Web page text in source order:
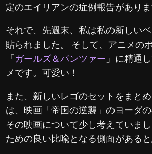
定のエイリアンの症例報告がありま
それで、先週末、私は私の新しい
貼られました。 そして、アニメの
「ガールズ＆パンツァー 」に精通
メです。可愛い！
また、新しいレゴのセットをまと
は、映画「帝国の逆襲」のヨーダ
その映画について少し考えていま
ための良い比喩となる側面があると